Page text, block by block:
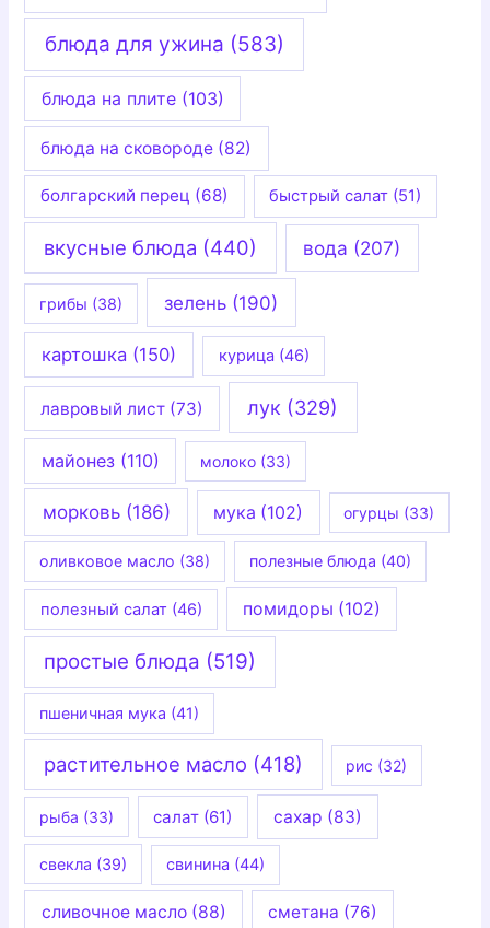
блюда для ужина (583)
блюда на плите(103)
блюда на сковороде (82)
болгарский перец (68) быстрый салат (51)
вкусные блюда (440) вода (207)
грибы (38) зелень (190)
картошка (150) курица (46)
лавровый лист (73) лук (329)
майонез(110) молоко (33)
морковь(186) мука (102) огурцы (33)
оливковое масло (38) полезные блюда (40)
полезный салат(46) помидоры (102)
простые блюда (519)
пшеничная мука (41)
растительное масло (418) рис (32)
рыба (33) салат (61) сахар (83)
свекла (39) свинина (44)
сливочное масло(88) сметана (76)